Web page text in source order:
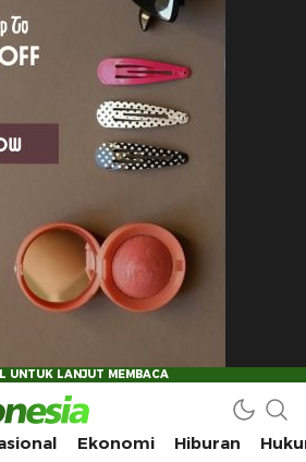
Secara Utuh
Ekonomi Hiburan